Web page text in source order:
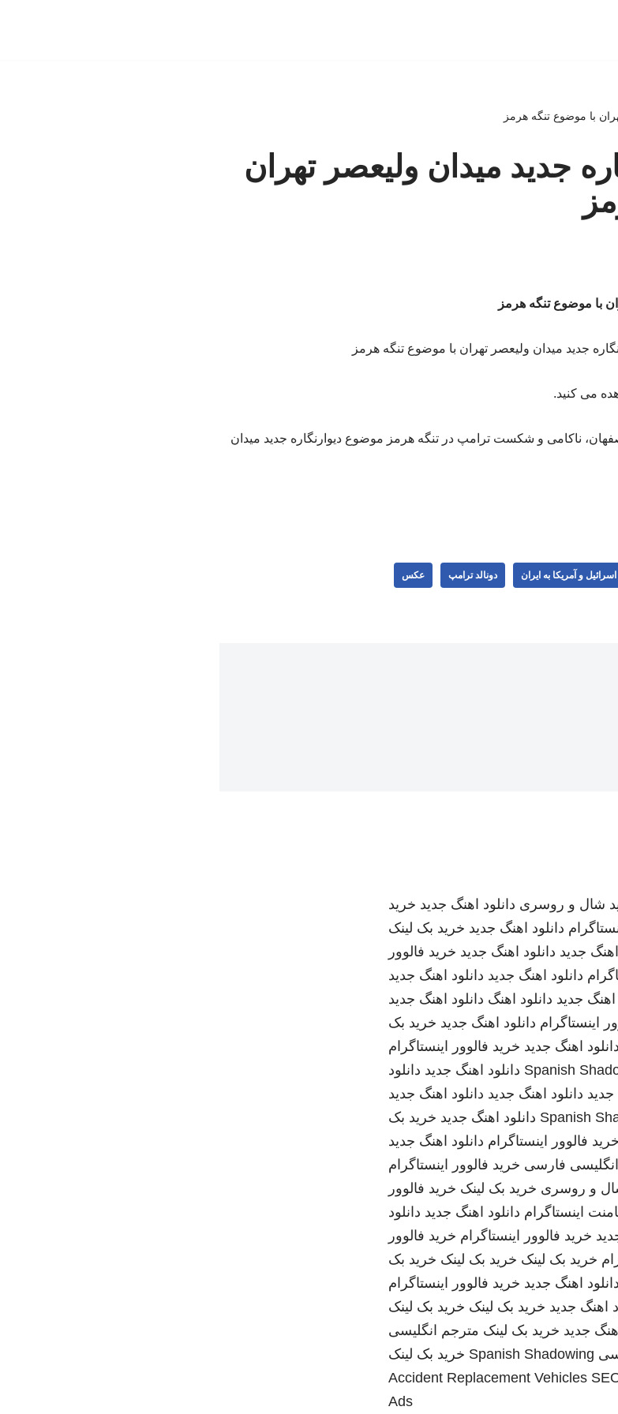
با موضوع تنگه هرمز
جدید میدان ولیعصر تهران
با موضوع تنگه هرمز
می کنید.
ناکامی و شکست ترامپ در تنگه هرمز موضوع دیوارنگاره جدید میدان
و آمریکا به ایران دونالد ترامپ عکس
شال و روسری دانلود اهنگ جدید خرید
دانلود اهنگ جدید خرید بک لینک
اهنگ جدید دانلود اهنگ جدید خرید فالوور
دانلود اهنگ جدید دانلود اهنگ جدید
اهنگ جدید دانلود اهنگ دانلود اهنگ جدید
اینستاگرام دانلود اهنگ جدید خرید بک
دانلود اهنگ جدید خرید فالوور اینستاگرام
Spanish دانلود اهنگ جدید دانلود
جدید دانلود اهنگ جدید دانلود اهنگ جدید
Spanish دانلود اهنگ جدید خرید بک
خرید فالوور اینستاگرام دانلود اهنگ جدید
فارسی خرید فالوور اینستاگرام
و روسری خرید بک لینک خرید فالوور
اینستاگرام دانلود اهنگ جدید دانلود
خرید فالوور اینستاگرام خرید فالوور
خرید بک لینک خرید بک لینک خرید بک
دانلود اهنگ جدید خرید فالوور اینستاگرام
اهنگ جدید خرید بک لینک خرید بک لینک
جدید خرید بک لینک مترجم انگلیسی
Spanish Shadowing خرید بک لینک
Accident Replacement Vehicles
Ads